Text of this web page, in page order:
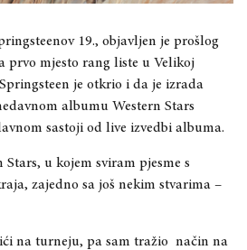
19., objavljen je prošlog
prvo mjesto rang liste u Velikoj
je otkrio i da je izrada
albumu Western Stars
sastoji od live izvedbi albuma.
u kojem sviram pjesme s
zajedno sa još nekim stvarima –
na turneju, pa sam tražio način na